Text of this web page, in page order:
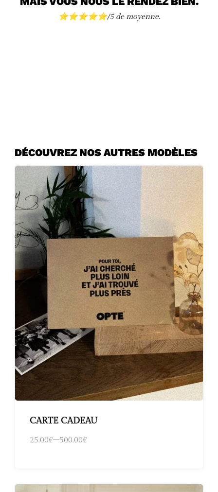
⭐️⭐️⭐️⭐️⭐️/5 de moyenne.
DÉCOUVREZ NOS AUTRES MODÈLES
CARTE CADEAU
25.00€–500.00€